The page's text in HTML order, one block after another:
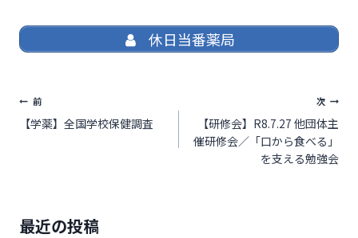
休日当番薬局
前
【学薬】全国学校保健調査
次
【研修会】R8.7.27 他団体主
催研修会／「口から食べる」
を支える勉強会
最近の投稿